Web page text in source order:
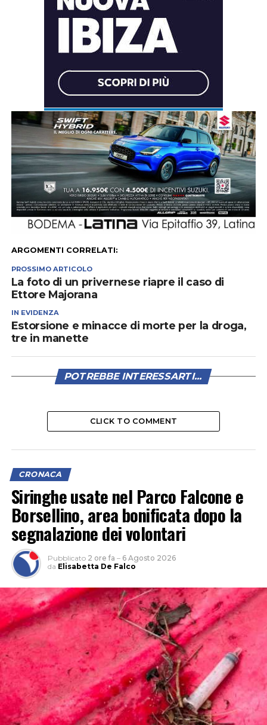
ARGOMENTI CORRELATI:
PROSSIMO ARTICOLO
La foto di un privernese riapre il caso di
Ettore Majorana
IN EVIDENZA
Estorsione e minacce di morte per la droga,
tre in manette
POTREBBE INTERESSARTI...
CLICK TO COMMENT
CRONACA
Siringhe usate nel Parco Falcone e
Borsellino, area bonificata dopo la
segnalazione dei volontari
Pubblicato 2 ore fa – 6 Agosto 2026
da Elisabetta De Falco